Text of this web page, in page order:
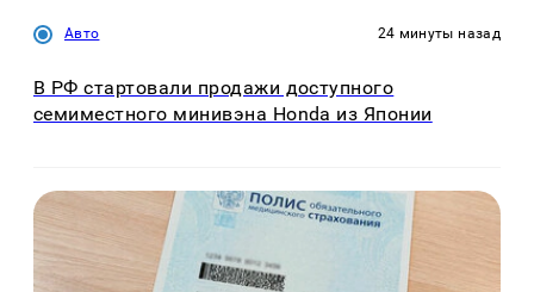
Авто 24 минуты назад
В РФ стартовали продажи доступного
семиместного минивэна Honda из Японии